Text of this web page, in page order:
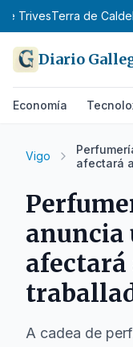
TrivesTerra de
Diario
Economía
Vigo
afectará
anuncia
afectará
A cadea de